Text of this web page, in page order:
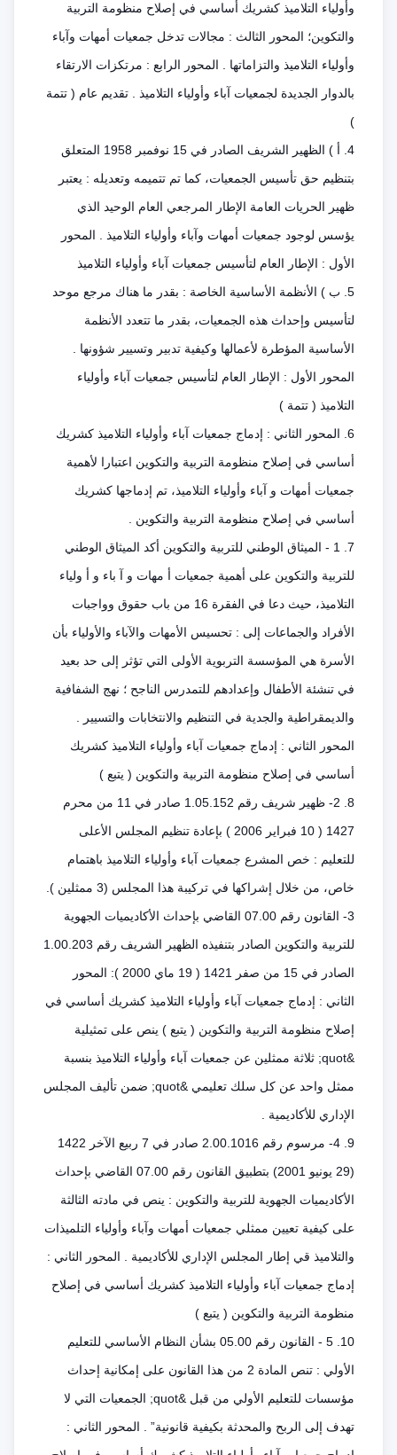
وأولياء التلاميذ كشريك أساسي في إصلاح منظومة التربية
والتكوين؛ المحور الثالث : مجالات تدخل جمعيات أمهات وآباء
وأولياء التلاميذ والتزاماتها . المحور الرابع : مرتكزات الارتقاء
بالدوار الجديدة لجمعيات آباء وأولياء التلاميذ . تقديم عام ( تتمة
)
4. أ ) الظهير الشريف الصادر في 15 نوفمبر 1958 المتعلق
بتنظيم حق تأسيس الجمعيات، كما تم تتميمه وتعديله : يعتبر
ظهير الحريات العامة الإطار المرجعي العام الوحيد الذي
يؤسس لوجود جمعيات أمهات وآباء وأولياء التلاميذ . المحور
الأول : الإطار العام لتأسيس جمعيات آباء وأولياء التلاميذ
5. ب ) الأنظمة الأساسية الخاصة : بقدر ما هناك مرجع موحد
لتأسيس وإحداث هذه الجمعيات، بقدر ما تتعدد الأنظمة
الأساسية المؤطرة لأعمالها وكيفية تدبير وتسيير شؤونها .
المحور الأول : الإطار العام لتأسيس جمعيات آباء وأولياء
التلاميذ ( تتمة )
6. المحور الثاني : إدماج جمعيات آباء وأولياء التلاميذ كشريك
أساسي في إصلاح منظومة التربية والتكوين اعتبارا لأهمية
جمعيات أمهات و آباء وأولياء التلاميذ، تم إدماجها كشريك
أساسي في إصلاح منظومة التربية والتكوين .
7. 1 - الميثاق الوطني للتربية والتكوين أكد الميثاق الوطني
للتربية والتكوين على أهمية جمعيات أ مهات و آ باء و أ ولياء
التلاميذ، حيث دعا في الفقرة 16 من باب حقوق وواجبات
الأفراد والجماعات إلى : تحسيس الأمهات والآباء والأولياء بأن
الأسرة هي المؤسسة التربوية الأولى التي تؤثر إلى حد بعيد
في تنشئة الأطفال وإعدادهم للتمدرس الناجح ؛ نهج الشفافية
والديمقراطية والجدية في التنظيم والانتخابات والتسيير .
المحور الثاني : إدماج جمعيات آباء وأولياء التلاميذ كشريك
أساسي في إصلاح منظومة التربية والتكوين ( يتبع )
8. 2- ظهير شريف رقم 1.05.152 صادر في 11 من محرم
1427 ( 10 فبراير 2006 ) بإعادة تنظيم المجلس الأعلى
للتعليم : خص المشرع جمعيات آباء وأولياء التلاميذ باهتمام
خاص، من خلال إشراكها في تركيبة هذا المجلس (3 ممثلين ).
3- القانون رقم 07.00 القاضي بإحداث الأكاديميات الجهوية
للتربية والتكوين الصادر بتنفيذه الظهير الشريف رقم 1.00.203
الصادر في 15 من صفر 1421 ( 19 ماي 2000 ): المحور
الثاني : إدماج جمعيات آباء وأولياء التلاميذ كشريك أساسي في
إصلاح منظومة التربية والتكوين ( يتبع ) ينص على تمثيلية
&quot; ثلاثة ممثلين عن جمعيات آباء وأولياء التلاميذ بنسبة
ممثل واحد عن كل سلك تعليمي &quot; ضمن تأليف المجلس
الإداري للأكاديمية .
9. 4- مرسوم رقم 2.00.1016 صادر في 7 ربيع الآخر 1422
(29 يونيو 2001) بتطبيق القانون رقم 07.00 القاضي بإحداث
الأكاديميات الجهوية للتربية والتكوين : ينص في مادته الثالثة
على كيفية تعيين ممثلي جمعيات أمهات وآباء وأولياء التلميذات
والتلاميذ قي إطار المجلس الإداري للأكاديمية . المحور الثاني :
إدماج جمعيات آباء وأولياء التلاميذ كشريك أساسي في إصلاح
منظومة التربية والتكوين ( يتبع )
10. 5 - القانون رقم 05.00 بشأن النظام الأساسي للتعليم
الأولي : تنص المادة 2 من هذا القانون على إمكانية إحداث
مؤسسات للتعليم الأولي من قبل &quot; الجمعيات التي لا
تهدف إلى الربح والمحدثة بكيفية قانونية” . المحور الثاني :